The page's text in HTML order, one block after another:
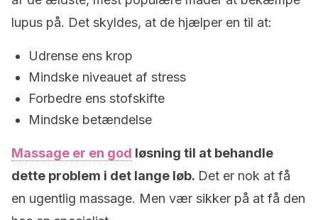
lupus på. Det skyldes, at de hjælper en til at:
Udrense ens krop
Mindske niveauet af stress
Forbedre ens stofskifte
Mindske betændelse
Massage er en god løsning til at behandle
dette problem i det lange løb. Det er nok at få
en ugentlig massage. Men vær sikker på at få den